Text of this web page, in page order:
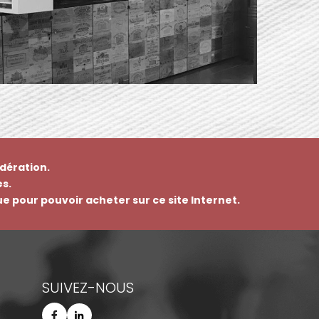
pour pouvoir acheter sur ce site Internet.
SUIVEZ-NOUS